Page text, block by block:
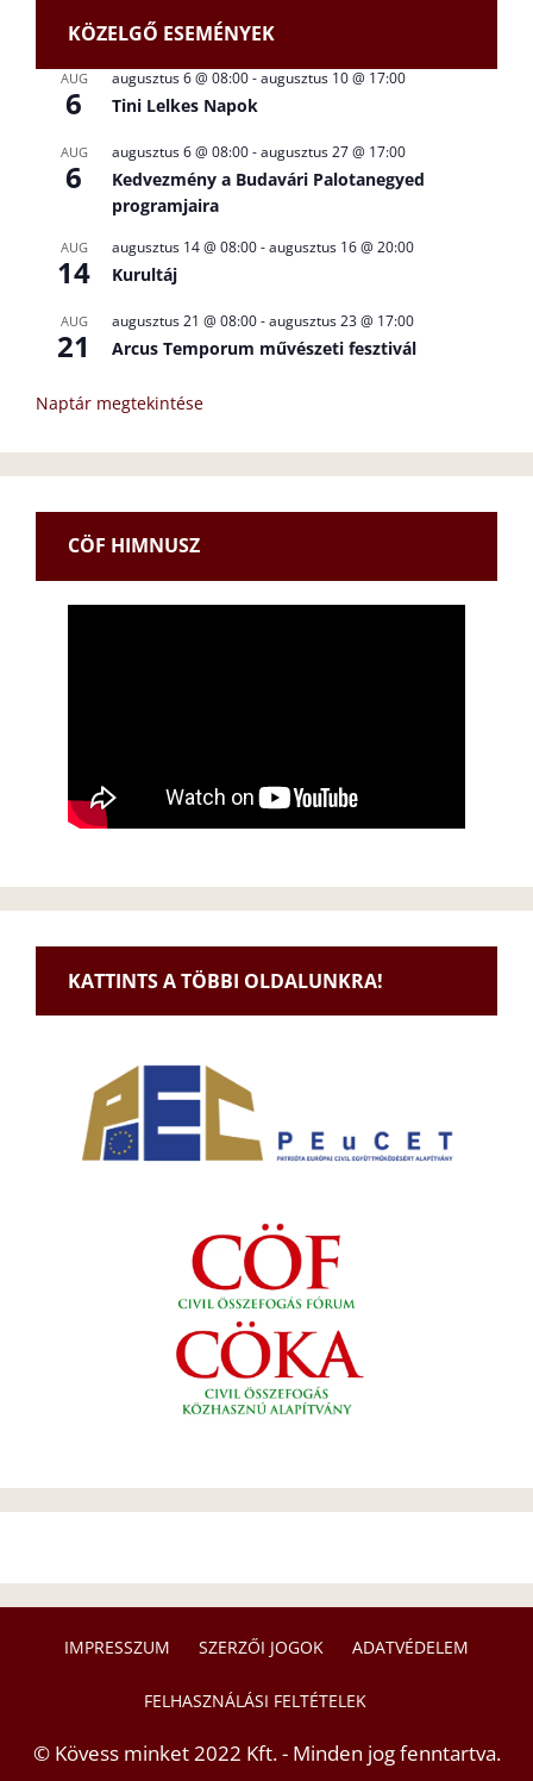
KÖZELGŐ ESEMÉNYEK
AUG
6
augusztus 6 @ 08:00-augusztus 10 @ 17:00
Tini Lelkes Napok
AUG
6
augusztus 6 @ 08:00-augusztus 27 @ 17:00
Kedvezmény a Budavári Palotanegyed
programjaira
AUG
14
augusztus 14 @ 08:00-augusztus 16 @ 20:00
Kurultáj
AUG
21
augusztus 21 @ 08:00-augusztus 23 @ 17:00
Arcus Temporum művészeti fesztivál
Naptár megtekintése
CÖF HIMNUSZ
KATTINTS A TÖBBI OLDALUNKRA!
IMPRESSZUM SZERZŐI JOGOK ADATVÉDELEM
FELHASZNÁLÁSI FELTÉTELEK
© Kövess minket 2022 Kft. - Minden jog fenntartva.